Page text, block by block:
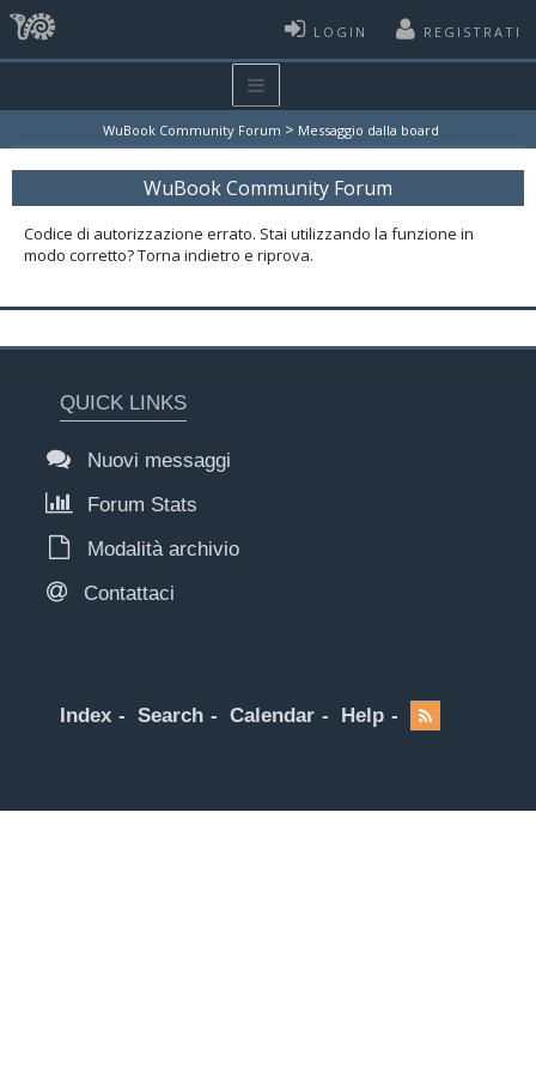
LOGIN REGISTRATI
WuBook Community Forum > Messaggio dalla board
WuBook Community Forum
Codice di autorizzazione errato. Stai utilizzando la funzione in
modo corretto? Torna indietro e riprova.
QUICK LINKS
Nuovi messaggi
Forum Stats
Modalità archivio
Contattaci
Index Search Calendar Help